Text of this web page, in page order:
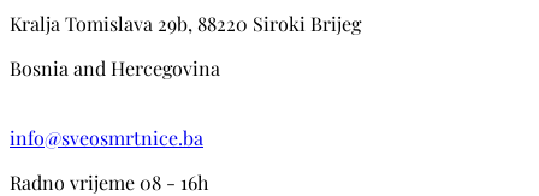
Kralja Tomislava 29b, 88220 Siroki Brijeg
Bosnia and Hercegovina
info@sveosmrtnice.ba
Radno vrijeme 08 - 16h